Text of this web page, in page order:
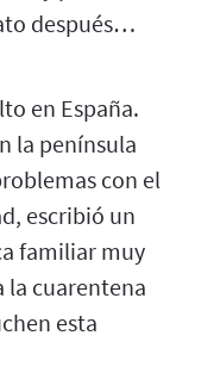
después…
en España.
la península
con el
escribió un
familiar muy
la cuarentena
esta